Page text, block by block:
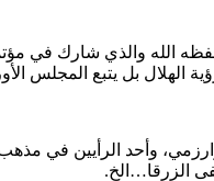
والذي شارك في
بل يتبع المجلس
وأحد الرأيين في
الزرقا…الخ.